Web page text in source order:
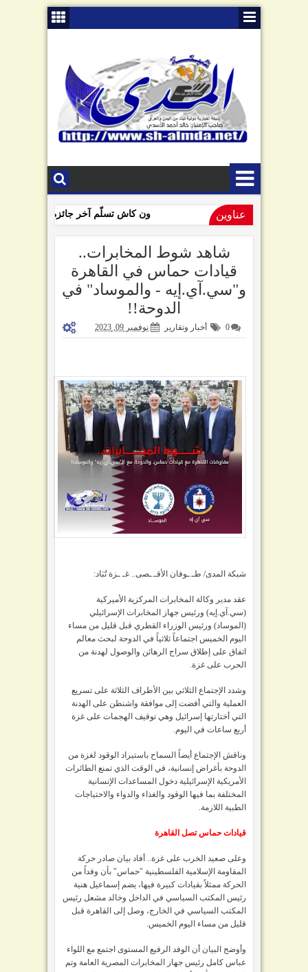
عناوين
ون كاش تسلّم آخر جائزة للفائزين
09:01 AM
شاهد شوط المخابرات..
قيادات حماس في القاهرة
و"سي.آي.إيه - والموساد" في
الدوحة!!
0 أخبار وتقارير نوفمبر 09, 2023
شبكة المدى/ طـ.ـوفان الأقـ.ـصى.. غـ ـزة تُبَاد:
عقد مدير وكالة المخابرات المركزية الأميركية
(سي.آي.إيه) ورئيس جهاز المخابرات الإسرائيلي
(الموساد) ورئيس الوزراء القطري قبل قليل من مساء
اليوم الخميس اجتماعاً ثلاثياً في الدوحة لبحث معالم
اتفاق على إطلاق سراح الرهائن والوصول لهدنة من
الحرب على غزة.
وشدد الإجتماع الثلاثي بين الأطراف الثلاثة على تسريع
العملية والتي أفضت إلى موافقة واشنطن على الهدنة
التي أختارتها إسرائيل وهي توقيف الهجمات على غزة
أربع ساعات في اليوم.
وناقش الإجتماع أيضاً السماح باستيراد الوقود لغزة من
الدوحة بأغراض إنسانية، في الوقت الذي تمنع الطائرات
الأمريكية الإسرائيلية دخول المساعدات الإنسانية
المختلفة بما فيها الوقود والغذاء والدواء والاحتياجات
الطبية اللازمة.
قيادات حماس تصل القاهرة
وعلى صعيد الخرب على غزة.. أفاد بيان صادر حركة
المقاومة الإسلامية الفلسطينية "حماس" بأن وفداً من
الحركة ممثلاً بقيادات كبيرة فيها، يضم إسماعيل هنية
رئيس المكتب السياسي في الداخل وخالد مشعل رئيس
المكتب السياسي في الخارج، وصل إلى القاهرة قبل
قليل من مساء اليوم الخميس.
وأوضح البيان أن الوفد الرفيع المستوى اجتمع مع اللواء
عباس كامل رئيس جهاز المخابرات المصرية العامة وتم